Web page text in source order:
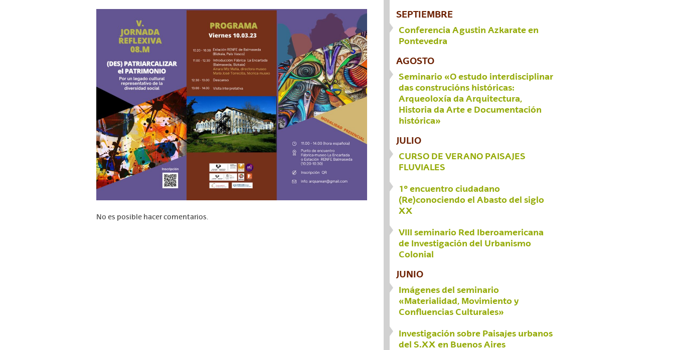
No es posible hacer comentarios.
SEPTIEMBRE
Conferencia Agustin Azkarate en
Pontevedra
AGOSTO
Seminario «O estudo interdisciplinar
das construcións históricas:
Arqueoloxía da Arquitectura,
Historia da Arte e Documentación
histórica»
JULIO
CURSO DE VERANO PAISAJES
FLUVIALES
1º encuentro ciudadano
(Re)conociendo el Abasto del siglo
XX
VIII seminario Red Iberoamericana
de Investigación del Urbanismo
Colonial
JUNIO
Imágenes del seminario
«Materialidad, Movimiento y
Confluencias Culturales»
Investigación sobre Paisajes urbanos
del S.XX en Buenos Aires